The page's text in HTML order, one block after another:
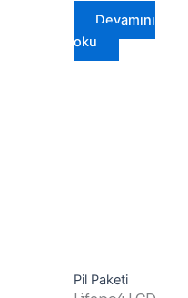
Devamını
oku
Pil Paketi